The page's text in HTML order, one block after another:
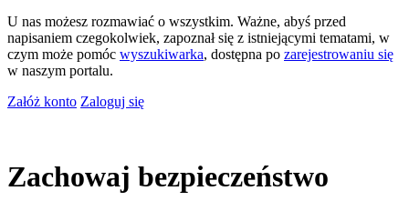
U nas możesz rozmawiać o wszystkim. Ważne, abyś przed
napisaniem czegokolwiek, zapoznał się z istniejącymi tematami, w
czym może pomóc wyszukiwarka, dostępna po zarejestrowaniu się
w naszym portalu.
Załóż konto Zaloguj się
Zachowaj bezpieczeństwo